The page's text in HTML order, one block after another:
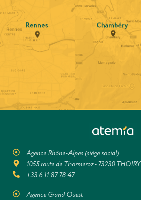
Agence Rhône-Alpes (siège social)
1055 route de Thormeroz - 73230 THOIRY
+33 6 11 87 78 47
Agence Grand Ouest